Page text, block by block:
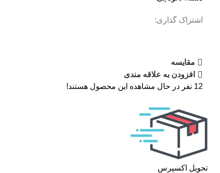
اشتراک گذاری:
مقایسه
افزودن به علاقه مندی
12 نفر در حال مشاهده این محصول هستند!
تحویل اکسپرس